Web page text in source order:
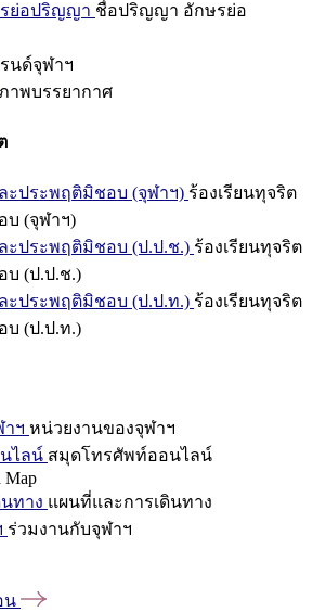
ย่อปริญญา ชื่อปริญญา อักษรย่อ
นด์จุฬาฯ
าพบรรยากาศ
ะประพฤติมิชอบ (จุฬาฯ) ร้องเรียนทุจริต
บ (จุฬาฯ)
ะประพฤติมิชอบ (ป.ป.ช.) ร้องเรียนทุจริต
บ (ป.ป.ช.)
ะประพฤติมิชอบ (ป.ป.ท.) ร้องเรียนทุจริต
บ (ป.ป.ท.)
ฯ หน่วยงานของจุฬาฯ
ไลน์ สมุดโทรศัพท์ออนไลน์
Map
ทาง แผนที่และการเดินทาง
ร่วมงานกับจุฬาฯ
น